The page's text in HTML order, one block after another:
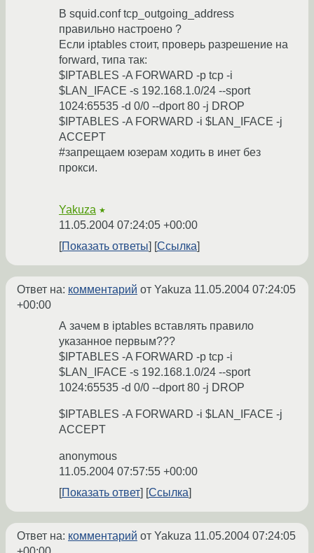
В squid.conf tcp_outgoing_address
правильно настроено ?
Если iptables стоит, проверь разрешение на
forward, типа так:
$IPTABLES -A FORWARD -p tcp -i
$LAN_IFACE -s 192.168.1.0/24 --sport
1024:65535 -d 0/0 --dport 80 -j DROP
$IPTABLES -A FORWARD -i $LAN_IFACE -j
ACCEPT
#запрещаем юзерам ходить в инет без
прокси.
Yakuza ★
11.05.2004 07:24:05 +00:00
Показать ответы
Ссылка
Ответ на: комментарий от Yakuza 11.05.2004 07:24:05
+00:00
А зачем в iptables вставлять правило
указанное первым???
$IPTABLES -A FORWARD -p tcp -i
$LAN_IFACE -s 192.168.1.0/24 --sport
1024:65535 -d 0/0 --dport 80 -j DROP
$IPTABLES -A FORWARD -i $LAN_IFACE -j
ACCEPT
anonymous
11.05.2004 07:57:55 +00:00
Показать ответ
Ссылка
Ответ на: комментарий от Yakuza 11.05.2004 07:24:05